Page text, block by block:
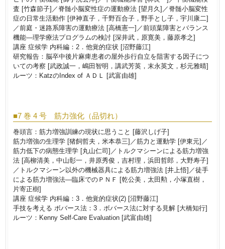
査 [竹森節子]／脊髄小脳変性症の運動療法 [望月久]／脊髄小脳変性
症の日常生活動作 [伊神直子，千野百合子，野手とし子，宇川康二]
／前庭・迷路系障害の運動療法 [高橋憲一]／前頭葉障害とバランス
機能―理学療法プログラムの検討 [深井武，原寛美，藤原孝之]
講座 症候学 内科編：2．他覚的症状 [沼野藤江]
研究報告：脳卒中後片麻痺患者の屋外歩行自立を阻害する因子につ
いての考察 [武政誠一，嶋田智明，講武芳英，末永英文，杉元雅晴]
ルーツ：KatzのIndex of ＡＤＬ [武富由雄]
■7 巻 4 号 筋力強化（品切れ）
巻頭言：筋力増強訓練の現状に思うこと [藤沢しげ子]
筋力増強の生理学 [猪飼哲夫，米本恭三]／筋力と運動学 [伊東元]／
筋力低下の病態生理学 [丸山仁司]／トルクマシーンによる筋力増強
法 [高柳清美，中山彰一，井原秀俊，吉村理，浜田哲郎，大野寿子]
／トルクマシーン以外の機械器具による筋力増強法 [井上悟]／徒手
による筋力増強法―臨床でのＰＮＦ [乾公美，太田勲，小塚直樹，
片寄正樹]
講座 症候学 内科編：3．他覚的症状(2) [沼野藤江]
手技を考える ボバース法：3．ボバース法に対する見解 [大橋知行]
ルーツ：Kenny Self-Care Evaluation [武富由雄]